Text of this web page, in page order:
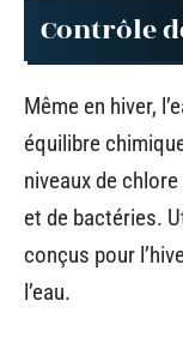
Contrôle
Même en hiver,
équilibre
niveaux de
et de bactéries.
conçus pour
l’eau.